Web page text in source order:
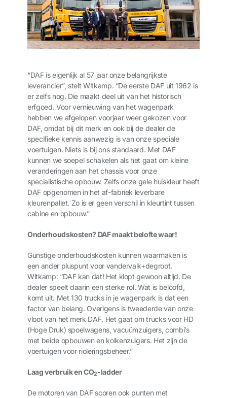
“DAF is eigenlijk al 57 jaar onze belangrijkste
leverancier”, stelt Witkamp. “De eerste DAF uit 1962 is
er zelfs nog. Die maakt deel uit van het historisch
erfgoed. Voor vernieuwing van het wagenpark
hebben we afgelopen voorjaar weer gekozen voor
DAF, omdat bij dit merk en ook bij de dealer de
specifieke kennis aanwezig is van onze speciale
voertuigen. Niets is bij ons standaard. Met DAF
kunnen we soepel schakelen als het gaat om kleine
veranderingen aan het chassis voor onze
specialistische opbouw. Zelfs onze gele huiskleur heeft
DAF opgenomen in het af-fabriek leverbare
kleurenpallet. Zo is er geen verschil in kleurtint tussen
cabine en opbouw.”
Onderhoudskosten? DAF maakt belofte waar!
Gunstige onderhoudskosten kunnen waarmaken is
een ander pluspunt voor vandervalk+degroot.
Witkamp: “DAF kan dat! Het klopt gewoon altijd. De
dealer speelt daarin een sterke rol. Wat is beloofd,
komt uit. Met 130 trucks in je wagenpark is dat een
factor van belang. Overigens is tweederde van onze
vloot van het merk DAF. Het gaat om trucks voor HD
(Hoge Druk) spoelwagens, vacuümzuigers, combi’s
met beide opbouwen en kolkenzuigers. Het zijn de
voertuigen voor rioleringsbeheer.”
Laag verbruik en CO2-ladder
De motoren van DAF scoren ook punten met